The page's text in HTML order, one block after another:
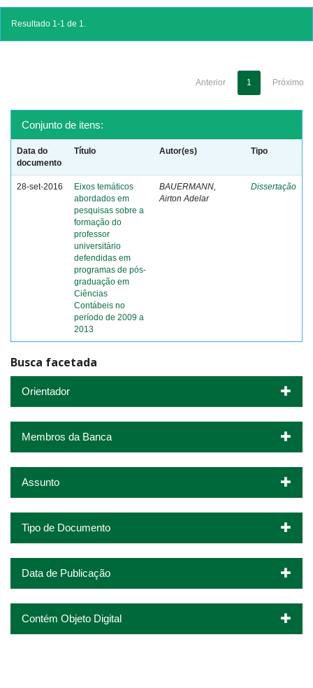
Resultado 1-1 de 1.
Anterior 1 Próximo
Conjunto de itens:
Data do
documento
Título Autor(es) Tipo
28-set-2016
Eixos temáticos
abordados em
pesquisas sobre a
formação do
professor
universitário
defendidas em
programas de pós-
graduação em
Ciências
Contábeis no
período de 2009 a
2013
BAUERMANN,
Airton Adelar
Dissertação
Busca facetada
Orientador
Membros da Banca
Assunto
Tipo de Documento
Data de Publicação
Contém Objeto Digital